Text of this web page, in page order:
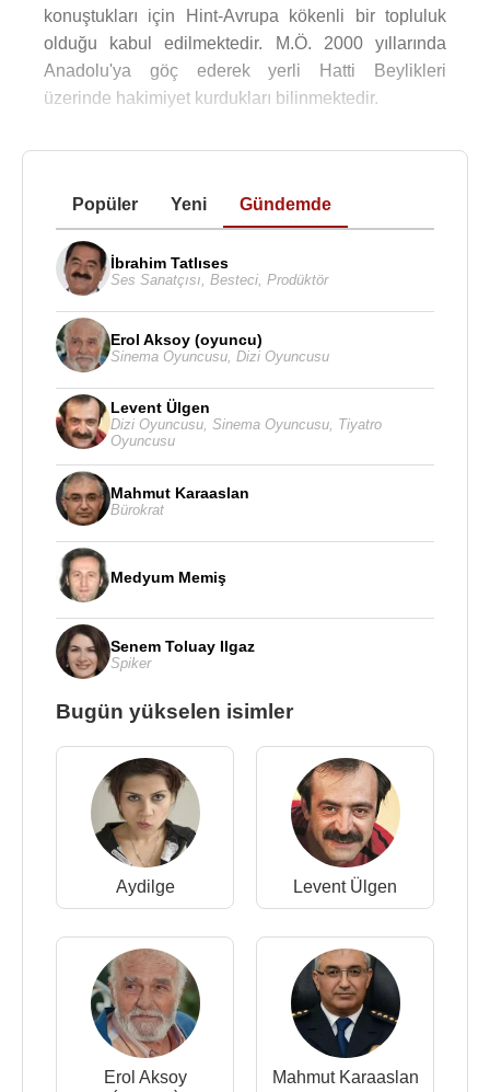
konuştukları için Hint-Avrupa kökenli bir topluluk
olduğu kabul edilmektedir. M.Ö. 2000 yıllarında
Anadolu'ya göç ederek yerli Hatti Beylikleri
üzerinde hakimiyet kurdukları bilinmektedir.
Popüler Yeni Gündemde
İbrahim Tatlıses
Ses Sanatçısı Besteci Prodüktör
Erol Aksoy (oyuncu)
Sinema Oyuncusu Dizi Oyuncusu
Levent Ülgen
Dizi Oyuncusu, Sinema Oyuncusu, Tiyatro
Oyuncusu
Mahmut Karaaslan
Bürokrat
Medyum Memiş
Senem Toluay Ilgaz
Spiker
Bugün yükselen isimler
Aydilge Levent Ülgen
Erol Aksoy
Mahmut Karaaslan